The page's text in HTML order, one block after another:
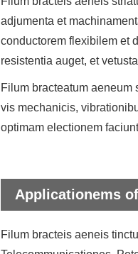
adjumenta et
conductorem flexibilem et
resistentia auget, et
Filum bracteatum
vis mechanicis,
optimam electionem
Applicationems
Filum bracteis aeneis